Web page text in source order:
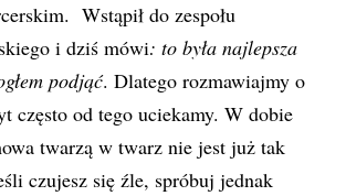
Wstąpił do zespołu
i dziś mówi: to była najlepsza
podjąć. Dlatego rozmawiajmy o
często od tego uciekamy. W dobie
twarzą w twarz nie jest już tak
czujesz się źle, spróbuj jednak